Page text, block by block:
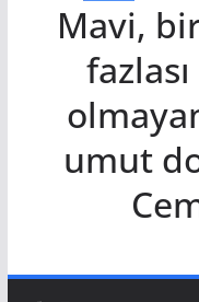
Mavi,
umut